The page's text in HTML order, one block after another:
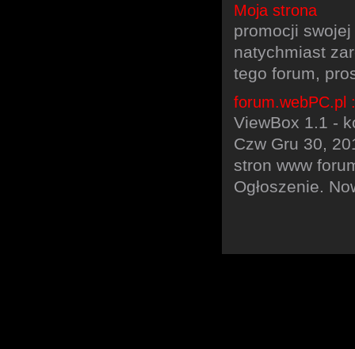
Moja strona
promocji
natychmiast
tego forum,
forum.webPC.pl
ViewBox 1.1 -
Czw Gru 30,
stron www
Ogłoszenie.